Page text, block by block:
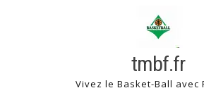
tmbf.fr
Vivez le Basket-Ball avec